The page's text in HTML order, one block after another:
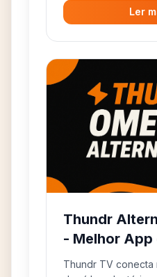
Ler
Thundr
- Melhor App
Vídeo
Thundr TV conecta